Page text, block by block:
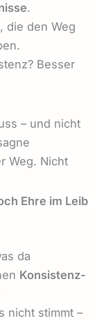
.
die den Weg
Besser
– und nicht
Weg. Nicht
Ehre im Leib
da
Konsistenz-
nicht stimmt –